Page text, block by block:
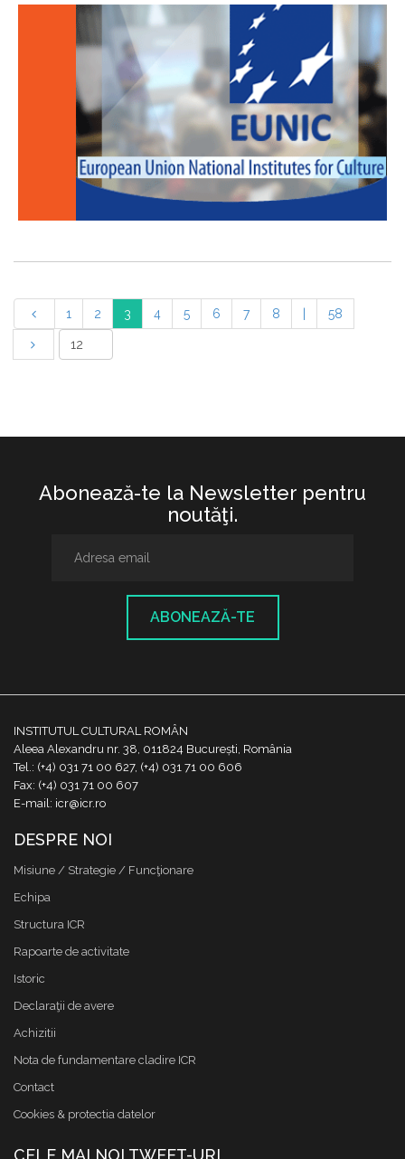
1 2 3 4 5 6 7 8 58
Abonează-te la Newsletter pentru
noutăţi.
ABONEAZĂ-TE
INSTITUTUL CULTURAL ROMÂN
Aleea Alexandru nr. 38, 011824 București, România
Tel.: (+4) 031 71 00 627, (+4) 031 71 00 606
Fax: (+4) 031 71 00 607
E-mail: icr@icr.ro
DESPRE NOI
Misiune / Strategie / Funcţionare
Echipa
Structura ICR
Rapoarte de activitate
Istoric
Declaraţii de avere
Achizitii
Nota de fundamentare cladire ICR
Contact
Cookies & protectia datelor
CELE MAI NOI TWEET-URI